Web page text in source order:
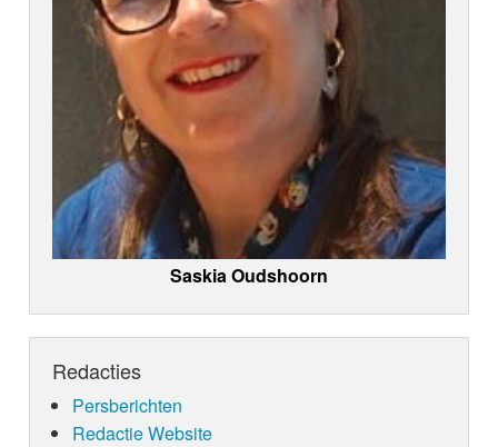
Saskia Oudshoorn
Redacties
Persberichten
Redactie Website